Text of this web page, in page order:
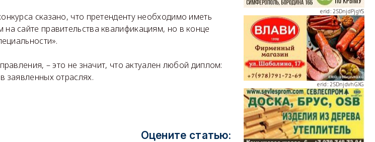
сказано, что претенденту необходимо иметь
сайте правительства квалификациям, но в конце
– это не значит, что актуален любой диплом:
заявленных отраслях.
Оцените статью:
erid: 2SDnjdvhGXG
erid: 2SDnjcLUypt